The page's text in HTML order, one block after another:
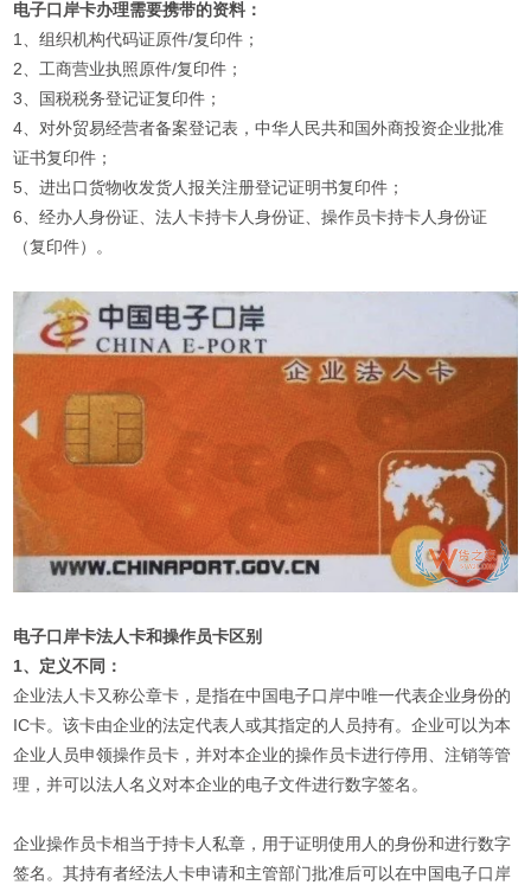
电子口岸卡办理需要携带的资料：
1、组织机构代码证原件/复印件；
2、工商营业执照原件/复印件；
3、国税税务登记证复印件；
4、对外贸易经营者备案登记表，中华人民共和国外商投资企业批准
证书复印件；
5、进出口货物收发货人报关注册登记证明书复印件；
6、经办人身份证、法人卡持卡人身份证、操作员卡持卡人身份证
（复印件）。
电子口岸卡法人卡和操作员卡区别
1、定义不同：
企业法人卡又称公章卡，是指在中国电子口岸中唯一代表企业身份的
IC卡。该卡由企业的法定代表人或其指定的人员持有。企业可以为本
企业人员申领操作员卡，并对本企业的操作员卡进行停用、注销等管
理，并可以法人名义对本企业的电子文件进行数字签名。
企业操作员卡相当于持卡人私章，用于证明使用人的身份和进行数字
签名。其持有者经法人卡申请和主管部门批准后可以在中国电子口岸